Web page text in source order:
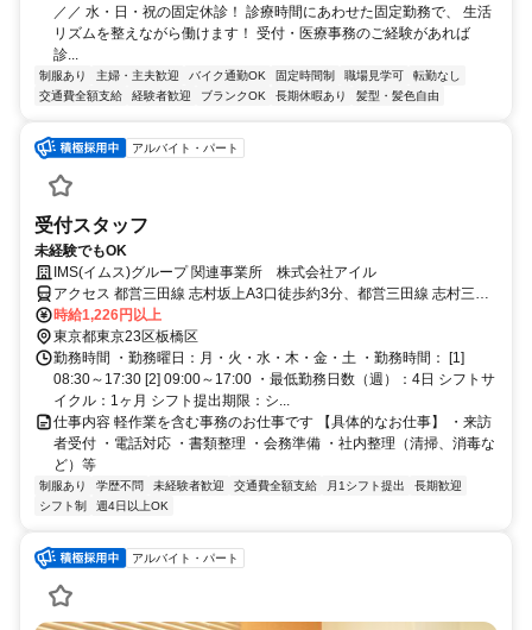
／／ 水・日・祝の固定休診！ 診療時間にあわせた固定勤務で、 生活
リズムを整えながら働けます！ 受付・医療事務のご経験があれば
診...
制服あり 主婦・主夫歓迎 バイク通勤OK 固定時間制 職場見学可
転勤なし
交通費全額支給
経験者歓迎 ブランクOK 長期休暇あり 髪型・髪色自由
アルバイト・パート
受付スタッフ
未経験でもOK
IMS(イムス)グループ 関連事業所 株式会社アイル
アクセス 都営三田線 志村坂上A3口徒歩約3分、都営三田線 志村三丁
目出入口徒歩約14分、都営三田線 本蓮沼A2口徒歩約15分
時給1,226円以上
東京都東京23区板橋区
勤務時間 ・勤務曜日：月・火・水・木・金・土 ・勤務時間： [1]
08:30～17:30 [2] 09:00～17:00 ・最低勤務日数（週）：4日 シフトサ
イクル：1ヶ月 シフト提出期限：シ...
仕事内容 軽作業を含む事務のお仕事です 【具体的なお仕事】 ・来訪
者受付 ・電話対応 ・書類整理 ・会務準備 ・社内整理（清掃、消毒な
ど）等
制服あり 学歴不問 未経験者歓迎 交通費全額支給 月1シフト提出
長期歓迎
シフト制
週4日以上OK
アルバイト・パート